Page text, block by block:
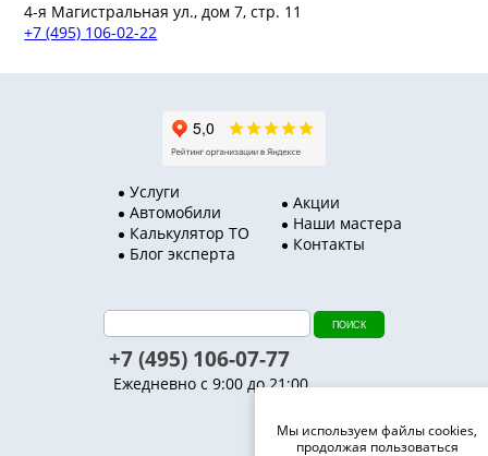
Мы используем файлы cookies,
продолжая пользоваться
4-я Магистральная ул., дом 7, стр. 11
+7 (495) 106-02-22
Услуги
Автомобили
Калькулятор ТО
Блог эксперта
Акции
Наши мастера
Контакты
+7 (495) 106-07-77
Ежедневно с 9:00 до 21:00